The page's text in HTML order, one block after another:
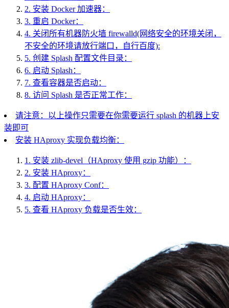
2. 安装 Docker 加速器：
3. 重启 Docker：
4. 关闭所有机器防火墙 firewalld(网络安全的环境关闭，
不安全的环境请放行端口，自行百度):
5. 创建 Splash 配置文件目录：
6. 启动 Splash：
7. 查看容器是否启动：
8. 访问 Splash 是否正常工作：
请注意：以上操作只需要在你需要运行 splash 的机器上安
装即可
安装 HAproxy 实现负载均衡：
1. 安装 zlib-devel（HAproxy 使用 gzip 功能）：
2. 安装 HAproxy：
3. 配置 HAproxy Conf：
4. 启动 HAproxy：
5. 查看 HAproxy 负载是否生效：